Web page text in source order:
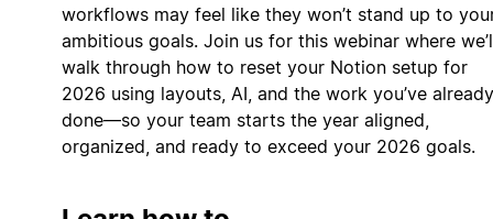
workflows may feel like they won’t stand up to
ambitious goals. Join us for this webinar where
walk through how to reset your Notion setup for
2026 using layouts, AI, and the work you’ve already
done—so your team starts the year aligned,
organized, and ready to exceed your 2026 goals.